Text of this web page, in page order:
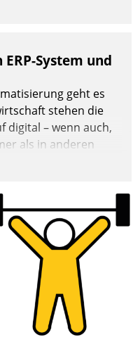
Optimierung:
und automatisierte
viel erwarten: Allein
ist es nicht
von Unternehmen
zu hinterfragen
System und
geht es
stehen die
digital – wenn auch,
als in anderen